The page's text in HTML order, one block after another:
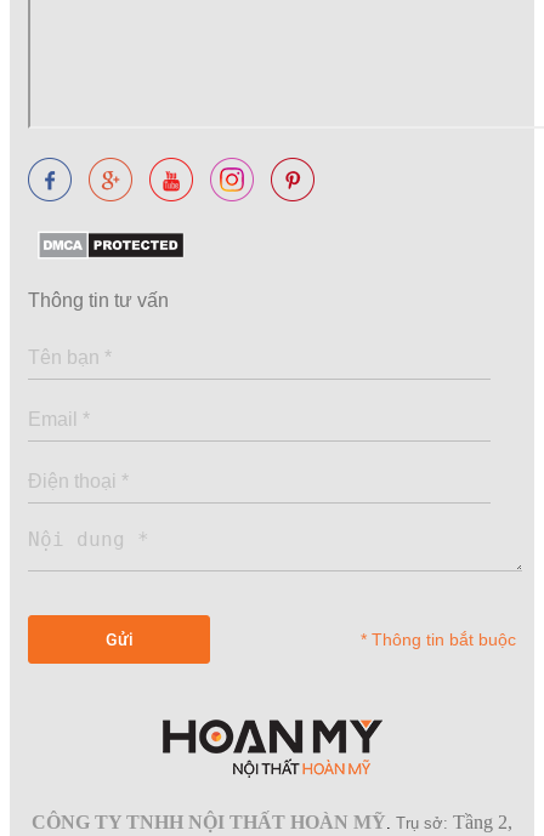
Thông tin tư vấn
* Thông tin bắt buộc
CÔNG TY TNHH NỘI THẤT HOÀN MỸ. Trụ sở: Tầng 2,